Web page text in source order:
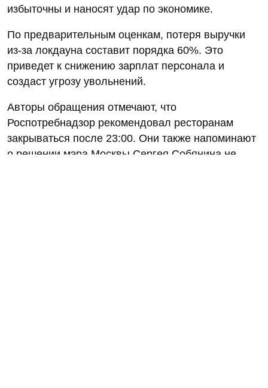
избыточны и наносят удар по экономике.
По предварительным оценкам, потеря выручки
из-за локдауна составит порядка 60%. Это
приведет к снижению зарплат персонала и
создаст угрозу увольнений.
Авторы обращения отмечают, что
Роспотребнадзор рекомендовал ресторанам
закрываться после 23:00. Они также напоминают
о решении мэра Москвы Сергея Собянина не